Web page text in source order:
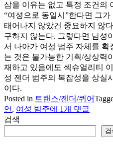
삼을 이유는 없고 특정 조건의
“여성으로 동일시”한다면 그
태어나지 않았건 중요하지 않
구하지 않는다. 그렇다면 남성
서 나아가 여성 범주 자체를
는 것은 불가능한 기획/상상력
재하고 있음에도 섹슈얼리티
성 젠더 범주의 복잡성을 상실
이다.
Posted in 트랜스/젠더/퀴어
언, 여성 범주급
즈
에 1개 댓글
검색
검